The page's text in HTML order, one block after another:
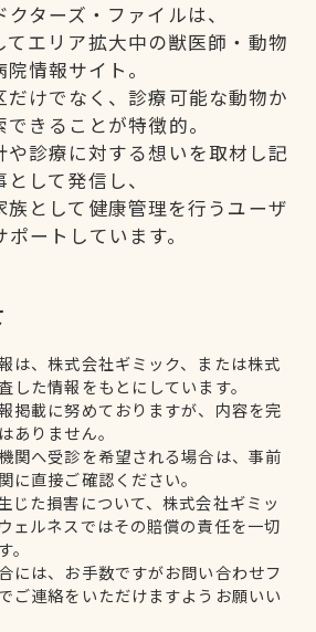
ターズ・ファイルは、
てエリア拡大中の獣医師・動物
院情報サイト。
だけでなく、診療可能な動物か
できることが特徴的。
や診療に対する想いを取材し記
として発信し、
族として健康管理を行うユーザ
ポートしています。
は、株式会社ギミック、または株式
した情報をもとにしています。
掲載に努めておりますが、内容を完
ありません。
関へ受診を希望される場合は、事前
に直接ご確認ください。
じた損害について、株式会社ギミッ
ェルネスではその賠償の責任を一切
には、お手数ですがお問い合わせフ
ご連絡をいただけますようお願いい